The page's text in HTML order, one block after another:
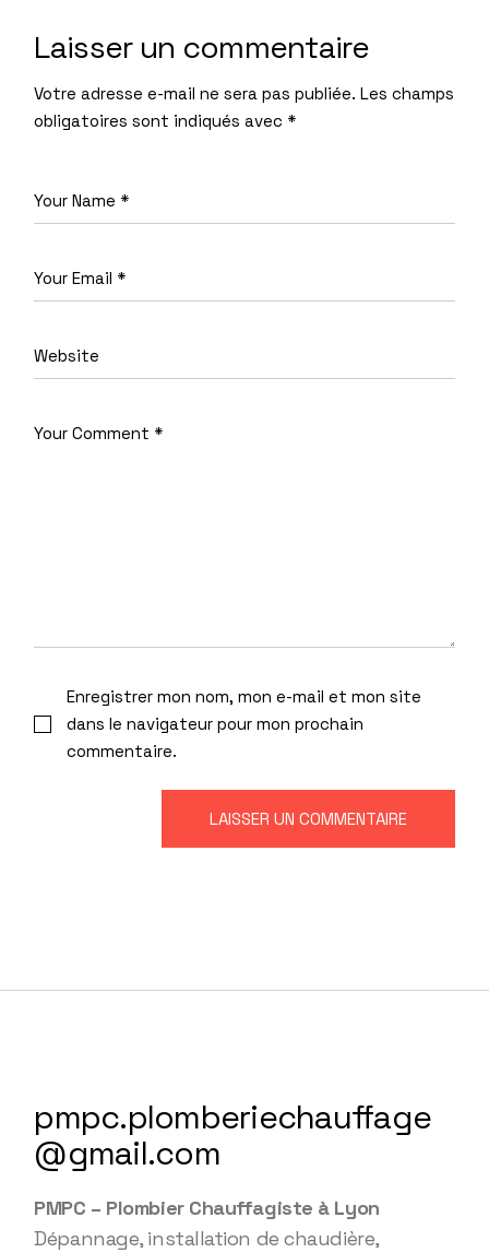
Laisser un commentaire
Votre adresse e-mail ne sera pas publiée. Les champs
obligatoires sont indiqués avec *
Enregistrer mon nom, mon e-mail et mon site
dans le navigateur pour mon prochain
commentaire.
LAISSER UN COMMENTAIRE
pmpc.plomberiechauffage
@gmail.com
PMPC – Plombier Chauffagiste à Lyon
Dépannage, installation de chaudière,